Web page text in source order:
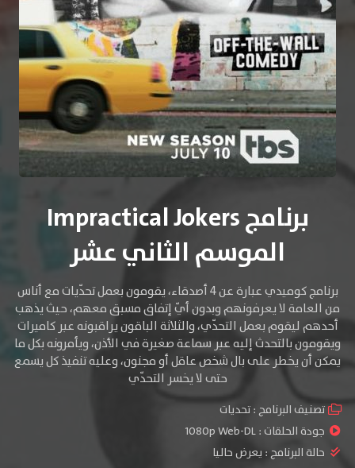
برنامج Impractical Jokers
الموسم الثاني عشر
برنامج كوميدي عبارة عن 4 أصدقاء، يقومون بعمل تحدّيات مع أناس
من العامة لا يعرفونهم وبدون أيّ إتفاق مسبق معهم، حيث يذهب
أحدهم ليقوم بعمل التحدّي، والثلاثة الباقون يراقبونه عبر كاميرات
ويقومون بالتحدث إليه عبر سماعة صغيرة في الأذن، ويأمرونه بكل ما
يمكن أن يخطر على بال شخص عاقل أو مجنون، وعليه تنفيذ كل يسمع
حتى لا يخسر التحدّي
تصنيف البرنامج :تحديات
جودة الحلقات :1080p Web-DL
حالة البرنامج : يعرض حاليا